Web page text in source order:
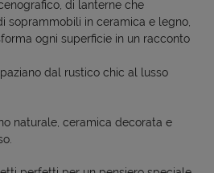
di lanterne che
soprammobili in ceramica e legno,
ogni superficie in un racconto
dal rustico chic al lusso
naturale, ceramica decorata e